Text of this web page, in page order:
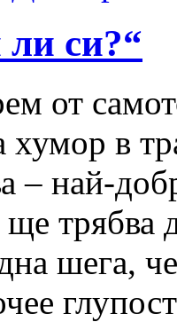
ли си?“
от
хумор в
– най-
трябва
шега,